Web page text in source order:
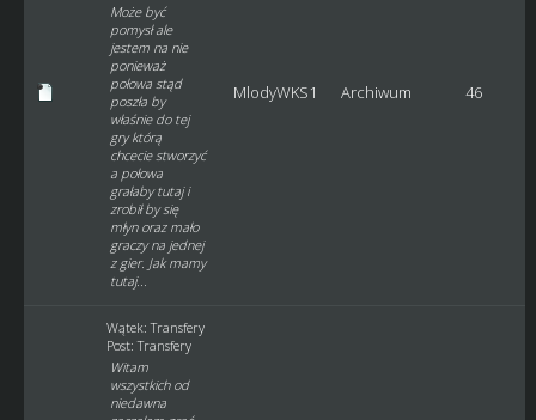
Może być
pomysł ale
jestem na nie
ponieważ
połowa stąd
poszła by
właśnie do tej
gry którą
chcecie stworzyć
a połowa
grałaby tutaj i
zrobił by się
młyn oraz mało
graczy na jednej
z gier. Jak mamy
tutaj...
MlodyWKS1 Archiwum 46
Wątek:Transfery
Post:Transfery
Witam
wszystkich od
niedawna